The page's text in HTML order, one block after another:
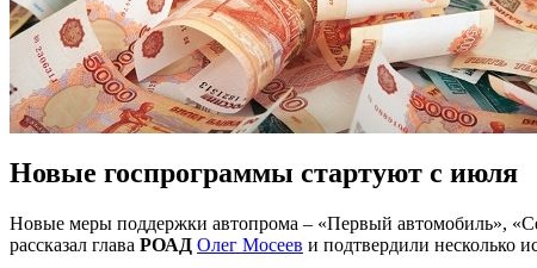
Новые госпрограммы стартуют с июля
Новые меры поддержки автопрома – «Первый автомобиль»,
рассказал глава РОАД Олег Мосеев и подтвердили несколько